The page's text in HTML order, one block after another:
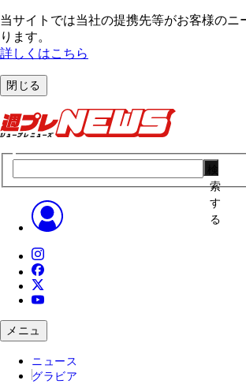
当サイトでは当社の提携先等がお客様の
ります。
詳しくはこちら
閉じる
索
す
る
メニュ
ニュース
グラビア